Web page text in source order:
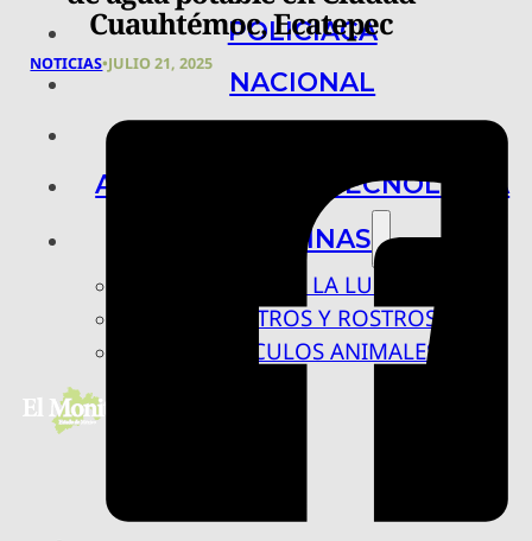
POLICIACA
NACIONAL
ARTE, CIENCIA Y TECNOLOGÍA
COLUMNAS
BAJO LA LUPA
RASTROS Y ROSTROS
VÍNCULOS ANIMALES
Cuauhtémoc, Ecatepec
NOTICIAS•JULIO 21, 2025